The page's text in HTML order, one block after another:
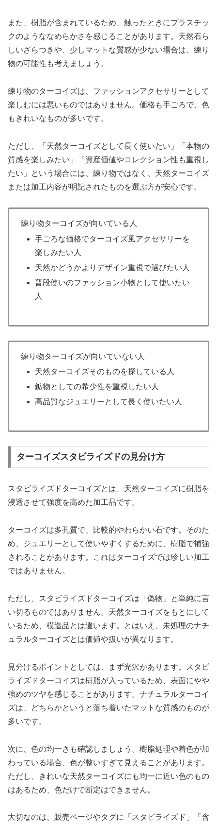
また、樹脂が含まれているため、触ったときにプラスチッ
クのようななめらかさを感じることがあります。天然石ら
しいざらつきや、少しマットな質感が少ない場合は、練り
物の可能性も考えましょう。
練り物のターコイズは、ファッションアクセサリーとして
楽しむには悪いものではありません。価格も手ごろで、色
もきれいなものが多いです。
ただし、「天然ターコイズとして長く使いたい」「本物の
質感を楽しみたい」「資産価値やコレクション性も重視し
たい」という場合には、練り物ではなく、天然ターコイズ
または加工内容が明記されたものを選ぶ方が安心です。
練り物ターコイズが向いている人
手ごろな価格でターコイズ風アクセサリーを
楽しみたい人
天然かどうかよりデザイン重視で選びたい人
普段使いのファッション小物として使いたい
人
練り物ターコイズが向いていない人
天然ターコイズそのものを探している人
鉱物としての希少性を重視したい人
高品質なジュエリーとして長く使いたい人
ターコイズスタビライズドの見分け方
スタビライズドターコイズとは、天然ターコイズに樹脂を
浸透させて強度を高めた加工品です。
ターコイズは多孔質で、比較的やわらかい石です。そのた
め、ジュエリーとして使いやすくするために、樹脂で補強
されることがあります。これはターコイズでは珍しい加工
ではありません。
ただし、スタビライズドターコイズは「偽物」と単純に言
い切るものではありません。天然ターコイズをもとにして
いるため、模造品とは違います。とはいえ、未処理のナチ
ュラルターコイズとは価値や扱いが異なります。
見分けるポイントとしては、まず光沢があります。スタビ
ライズドターコイズは樹脂が入っているため、表面にやや
強めのツヤを感じることがあります。ナチュラルターコイ
ズは、どちらかというと落ち着いたマットな質感のものが
多いです。
次に、色の均一さも確認しましょう。樹脂処理や着色が加
わっている場合、色が整いすぎて見えることがあります。
ただし、きれいな天然ターコイズにも均一に近い色のもの
はあるため、色だけで断定はできません。
大切なのは、販売ページやタグに「スタビライズド」「含